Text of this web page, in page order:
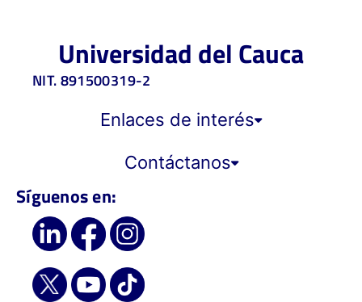
Universidad del Cauca
NIT. 891500319-2
Enlaces de interés
Contáctanos
Síguenos en: